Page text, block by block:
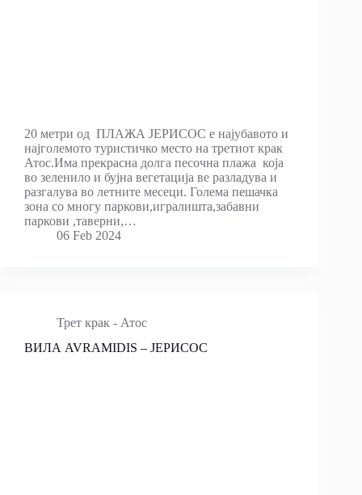
20 мeтри од ПЛАЖА ЈЕРИСОС е најубавото и
најголемото туристичко место на третиот крак
Атос.Има прекрасна долга песочна плажа која
во зеленило и бујна вегетација ве разладува и
разгалува во летните месеци. Голема пешачка
зона со многу паркови,игралишта,забавни
паркови ,таверни,…
06 Feb 2024
Трет крак - Атос
ВИЛА AVRAMIDIS – ЈЕРИСОС